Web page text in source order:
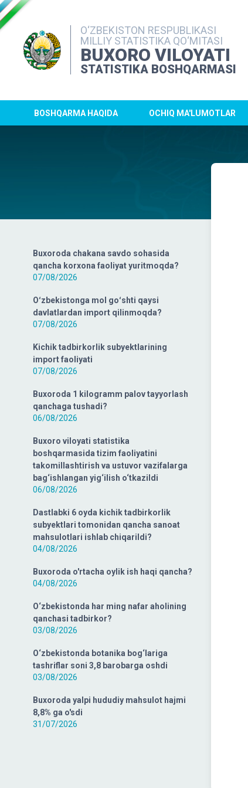
O‘ZBEKISTON RESPUBLIKASI
MILLIY STATISTIKA QO‘MITASI
BUXORO VILOYATI
STATISTIKA BOSHQARMASI
BOSHQARMA HAQIDA OCHIQ MA'LUMOTLAR
Buxoroda chakana savdo sohasida
qancha korxona faoliyat yuritmoqda?
07/08/2026
Oʻzbekistonga mol goʻshti qaysi
davlatlardan import qilinmoqda?
07/08/2026
Kichik tadbirkorlik subyektlarining
import faoliyati
07/08/2026
Buxoroda 1 kilogramm palov tayyorlash
qanchaga tushadi?
06/08/2026
Buxoro viloyati statistika
boshqarmasida tizim faoliyatini
takomillashtirish va ustuvor vazifalarga
bag‘ishlangan yig‘ilish o‘tkazildi
06/08/2026
Dastlabki 6 oyda kichik tadbirkorlik
subyektlari tomonidan qancha sanoat
mahsulotlari ishlab chiqarildi?
04/08/2026
Buxoroda o'rtacha oylik ish haqi qancha?
04/08/2026
O‘zbekistonda har ming nafar aholining
qanchasi tadbirkor?
03/08/2026
O‘zbekistonda botanika bog‘lariga
tashriflar soni 3,8 barobarga oshdi
03/08/2026
Buxoroda yalpi hududiy mahsulot hajmi
8,8% ga o'sdi
31/07/2026